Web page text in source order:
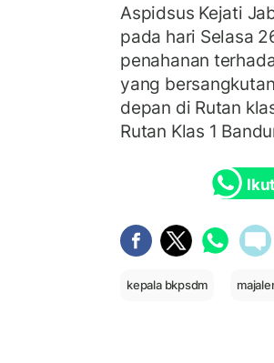
Aspidsus Kejati
pada hari Selasa
penahanan
yang
depan di Rutan
Rutan Klas 1
kepala bkpsdm